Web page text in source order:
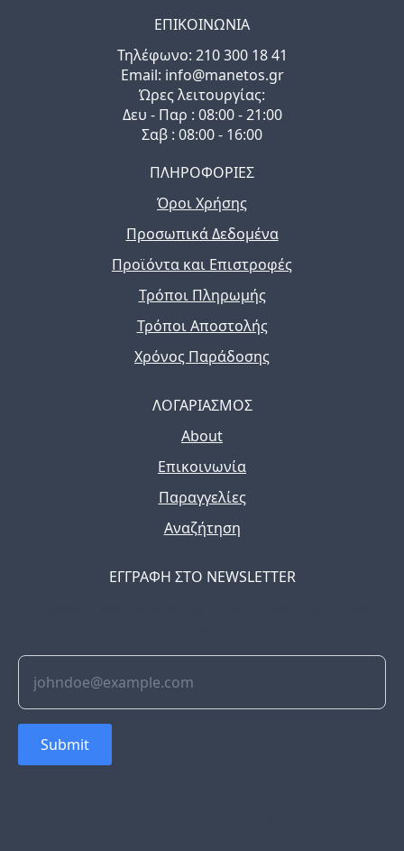
ΕΠΙΚΟΙΝΩΝΙΑ
Τηλέφωνo: 210 300 18 41
Email: info@manetos.gr
Ώρες λειτουργίας:
Δευ - Παρ : 08:00 - 21:00
Σαβ : 08:00 - 16:00
ΠΛΗΡΟΦΟΡΙΕΣ
Όροι Χρήσης
Προσωπικά Δεδομένα
Προϊόντα και Επιστροφές
Τρόποι Πληρωμής
Τρόποι Αποστολής
Χρόνος Παράδοσης
ΛΟΓΑΡΙΑΣΜΟΣ
About
Επικοινωνία
Παραγγελίες
Αναζήτηση
ΕΓΓΡΑΦΗ ΣΤΟ NEWSLETTER
Submit